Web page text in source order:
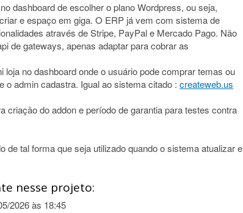
dashboard de escolher o plano Wordpress, ou seja,
e espaço em giga. O ERP já vem com sistema de
através de Stripe, PayPal e Mercado Pago. Não
de gateways, apenas adaptar para cobrar as
no dashboard onde o usuário pode comprar temas ou
o admin cadastra. Igual ao sistema citado : createweb.us
criação do addon e período de garantia para testes contra
de tal forma que seja utilizado quando o sistema atualizar e
nesse projeto:
2026 às 18:45